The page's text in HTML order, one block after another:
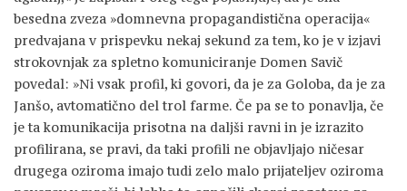
besedna zveza »domnevna propagandistična operacija«
predvajana v prispevku nekaj sekund za tem, ko je v izjavi
strokovnjak za spletno komuniciranje Domen Savič
povedal: »Ni vsak profil, ki govori, da je za Goloba, da je za
Janšo, avtomatično del trol farme. Če pa se to ponavlja, če
je ta komunikacija prisotna na daljši ravni in je izrazito
profilirana, se pravi, da taki profili ne objavljajo ničesar
drugega oziroma imajo tudi zelo malo prijateljev oziroma